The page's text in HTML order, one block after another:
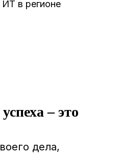
ИТ в регионе
– это
дела,